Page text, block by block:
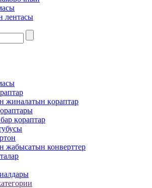
лентасы
жиналатын қораптар
бар қораптар
жабысатын конверттер